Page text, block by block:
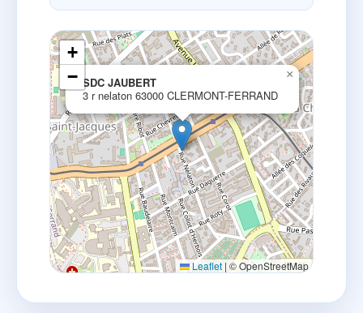
SDC JAUBERT
3 r nelaton 63000 CLERMONT-FERRAND
×
+
−
Leaflet | © OpenStreetMap